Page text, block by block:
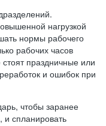
нагрузкой
нормы рабочего
рабочих часов
праздничные или
и ошибок при
чтобы заранее
и спланировать